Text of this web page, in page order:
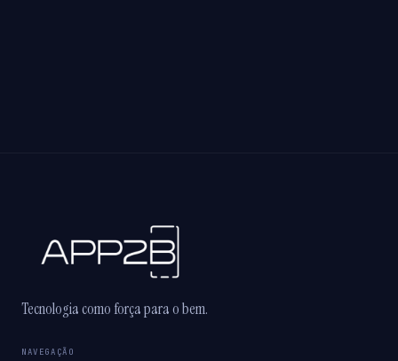
Tecnologia como força para o bem.
NAVEGAÇÃO